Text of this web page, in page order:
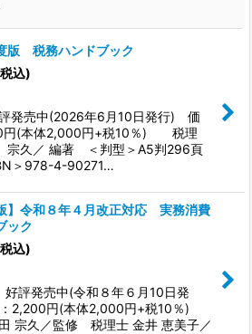
版 税務ハンドブック
込)
中(2026年6月10日発行) 価
円(本体2,000円+税10％) 税理
久／ 編著 ＜判型＞A5判296頁
978-4-90271…
】令和８年４月改正対応 実務消費
ック
込)
中(令和８年６月10日発
2,200円(本体2,000円+税10％)
宗久／監修 税理士 金井 恵美子／